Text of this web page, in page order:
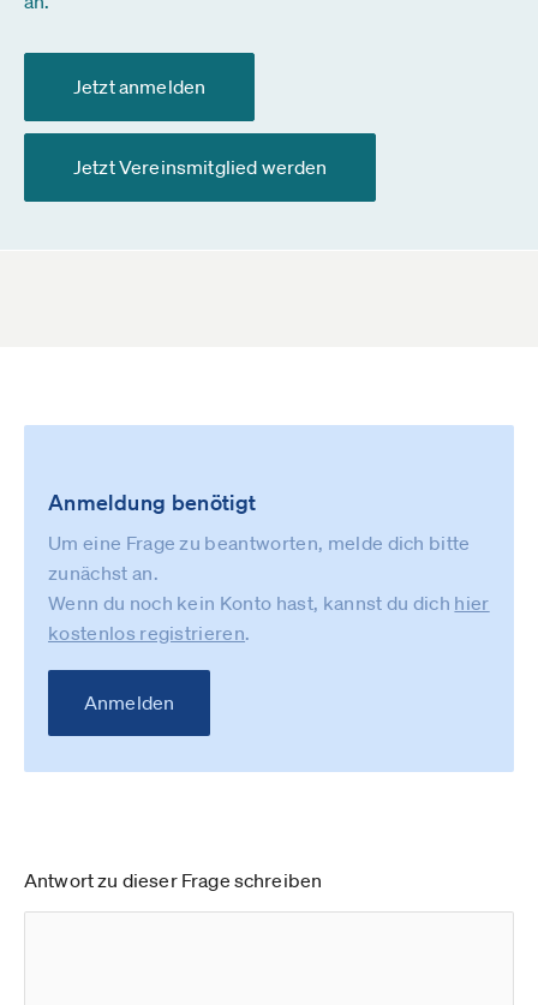
Jetzt anmelden
Jetzt Vereinsmitglied werden
Anmeldung benötigt
Um eine Frage zu beantworten, melde dich bitte
zunächst an.
Wenn du noch kein Konto hast, kannst du dich hier
kostenlos registrieren.
Anmelden
Antwort zu dieser Frage schreiben